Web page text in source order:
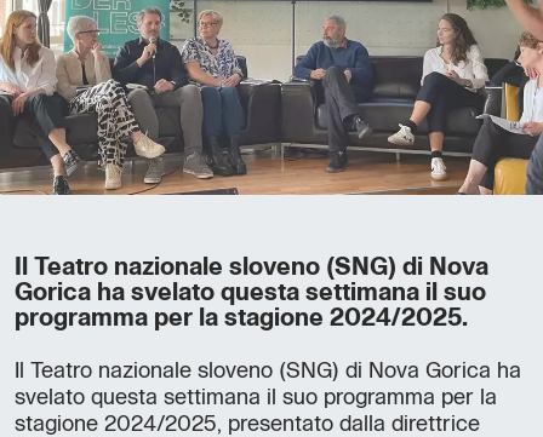
Il Teatro nazionale sloveno (SNG) di Nova
Gorica ha svelato questa settimana il suo
programma per la stagione 2024/2025.
Il Teatro nazionale sloveno (SNG) di Nova Gorica ha
svelato questa settimana il suo programma per la
stagione 2024/2025, presentato dalla direttrice